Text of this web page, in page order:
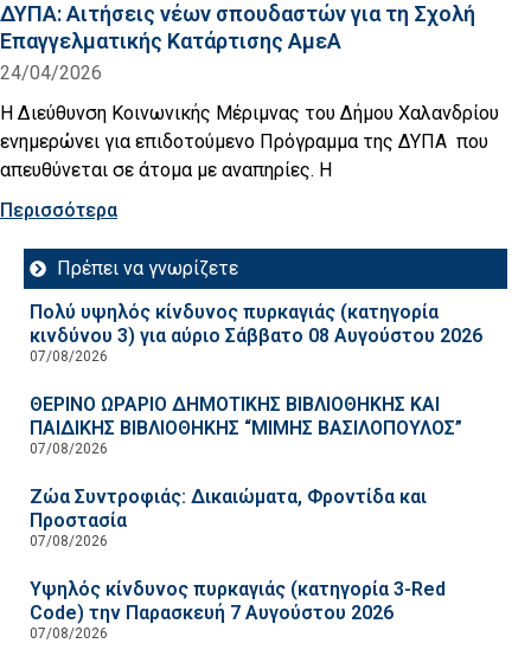
ΔΥΠΑ: Aιτήσεις νέων σπουδαστών για τη Σχολή
Επαγγελματικής Κατάρτισης ΑμεΑ
24/04/2026
Η Διεύθυνση Κοινωνικής Μέριμνας του Δήμου Χαλανδρίου
ενημερώνει για επιδοτούμενο Πρόγραμμα της ΔΥΠΑ που
απευθύνεται σε άτομα με αναπηρίες. Η
Περισσότερα
Πρέπει να γνωρίζετε
Πολύ υψηλός κίνδυνος πυρκαγιάς (κατηγορία
κινδύνου 3) για αύριο Σάββατο 08 Αυγούστου 2026
07/08/2026
ΘΕΡΙΝΟ ΩΡΑΡΙΟ ΔΗΜΟΤΙΚΗΣ ΒΙΒΛΙΟΘΗΚΗΣ ΚΑΙ
ΠΑΙΔΙΚΗΣ ΒΙΒΛΙΟΘΗΚΗΣ “ΜΙΜΗΣ ΒΑΣΙΛΟΠΟΥΛΟΣ”
07/08/2026
Ζώα Συντροφιάς: Δικαιώματα, Φροντίδα και
Προστασία
07/08/2026
Υψηλός κίνδυνος πυρκαγιάς (κατηγορία 3-Red
Code) την Παρασκευή 7 Αυγούστου 2026
07/08/2026